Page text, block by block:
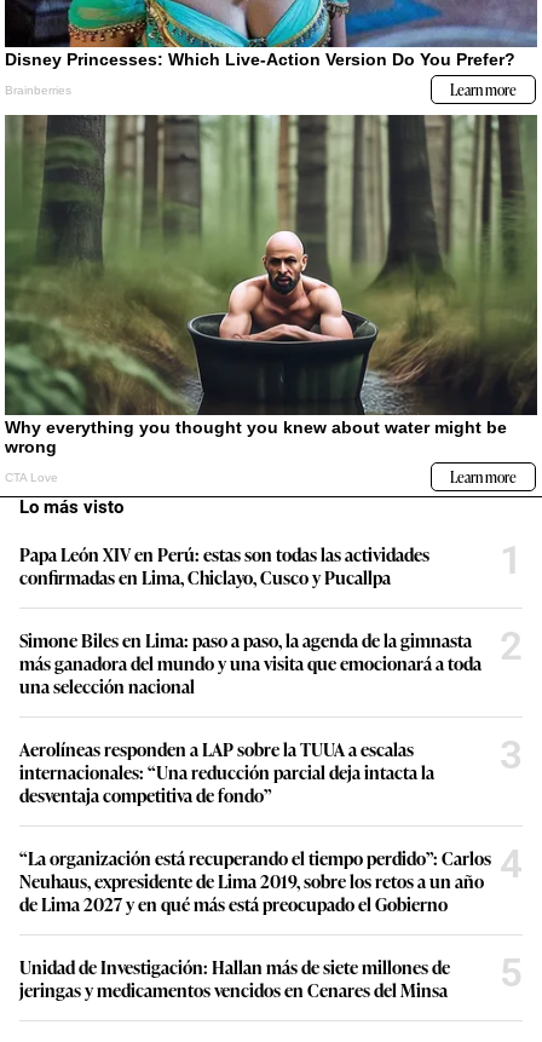
Lo más visto
Papa León XIV en Perú: estas son todas las actividades
confirmadas en Lima, Chiclayo, Cusco y Pucallpa
1
Simone Biles en Lima: paso a paso, la agenda de la gimnasta
más ganadora del mundo y una visita que emocionará a toda
una selección nacional
2
Aerolíneas responden a LAP sobre la TUUA a escalas
internacionales: “Una reducción parcial deja intacta la
desventaja competitiva de fondo”
3
“La organización está recuperando el tiempo perdido”: Carlos
Neuhaus, expresidente de Lima 2019, sobre los retos a un año
de Lima 2027 y en qué más está preocupado el Gobierno
4
Unidad de Investigación: Hallan más de siete millones de
jeringas y medicamentos vencidos en Cenares del Minsa
5